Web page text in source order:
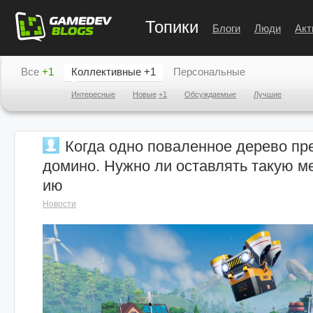
Топики Блоги Люди
Все +1 Коллективные +1
Интересные Новые +1 Обсуждаемые Лучшие
Персональные
Когда одно поваленное дерево
домино. Нужно ли оставлять такую
ию
Новости